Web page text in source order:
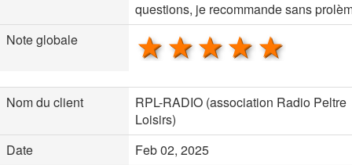
questions, je recommande sans
Note globale
4 stars
3 stars
2 stars
1 star
Nom du client
RPL-RADIO (association Radio Peltre
Loisirs)
Date
Feb 02, 2025